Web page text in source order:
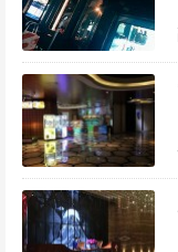
越的地理位置、豪
赢得了广大顾客的
这里都是您的理想
V来放松身心或庆
吧！